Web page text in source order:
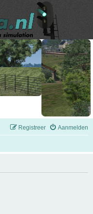
Aanmelden
Registreer